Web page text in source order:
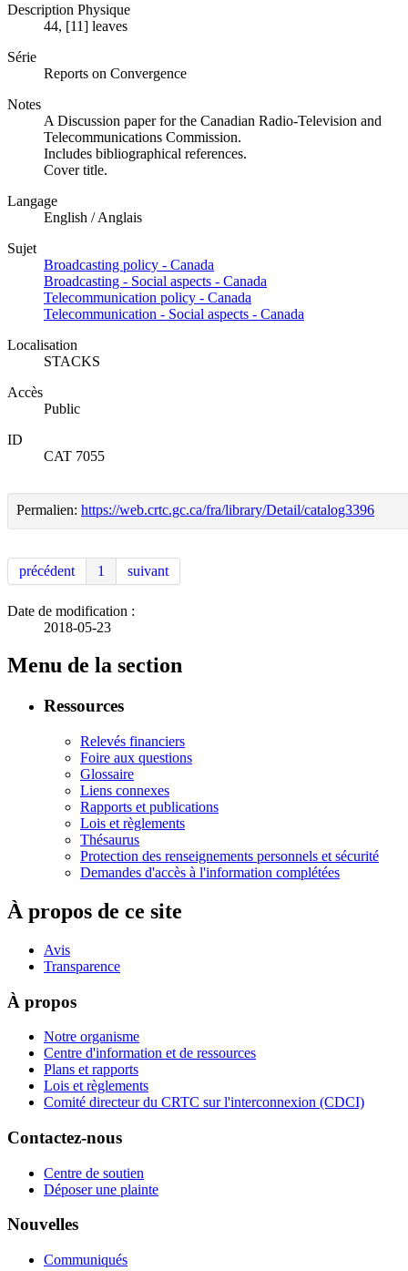
Description Physique
44, [11] leaves
Série
Reports on Convergence
Notes
A Discussion paper for the Canadian Radio-Television and
Telecommunications Commission.
Includes bibliographical references.
Cover title.
Langage
English / Anglais
Sujet
Broadcasting policy - Canada
Broadcasting - Social aspects - Canada
Telecommunication policy - Canada
Telecommunication - Social aspects - Canada
Localisation
STACKS
Accès
Public
ID
CAT 7055
Permalien: https://web.crtc.gc.ca/fra/library/Detail/catalog3396
précédent 1 suivant
Date de modification :
2018-05-23
Menu de la section
Ressources
Relevés financiers
Foire aux questions
Glossaire
Liens connexes
Rapports et publications
Lois et règlements
Thésaurus
Protection des renseignements personnels et sécurité
Demandes d'accès à l'information complétées
À propos de ce site
Avis
Transparence
À propos
Notre organisme
Centre d'information et de ressources
Plans et rapports
Lois et règlements
Comité directeur du CRTC sur l'interconnexion (CDCI)
Contactez-nous
Centre de soutien
Déposer une plainte
Nouvelles
Communiqués